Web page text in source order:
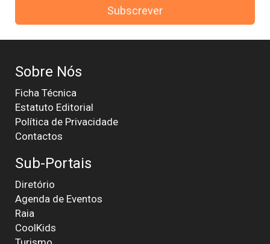
Subscrever
Sobre Nós
Ficha Técnica
Estatuto Editorial
Política de Privacidade
Contactos
Sub-Portais
Diretório
Agenda de Eventos
Raia
CoolKids